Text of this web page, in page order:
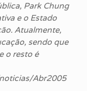
Park Chung
e o Estado
Atualmente,
sendo que
o resto é
Abr2005